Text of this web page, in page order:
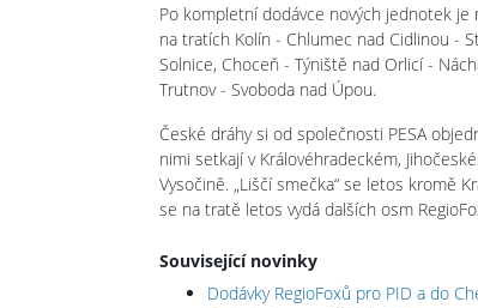
Po kompletní dodávce nových jednotek je
na tratích Kolín - Chlumec nad Cidlinou -
Solnice, Choceň - Týniště nad Orlicí -
Trutnov - Svoboda nad Úpou.
České dráhy si od společnosti PESA
nimi setkají v Královéhradeckém,
Vysočině. „Liščí smečka“ se letos kromě
se na tratě letos vydá dalších osm
Související novinky
Dodávky RegioFoxů pro PID a do